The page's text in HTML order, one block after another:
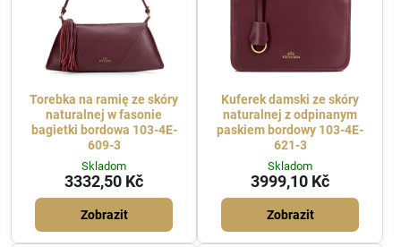
Torebka na ramię ze skóry
naturalnej w fasonie
bagietki bordowa 103-4E-
609-3
Skladom
3332,50 Kč
Zobrazit
Kuferek damski ze skóry
naturalnej z odpinanym
paskiem bordowy 103-4E-
621-3
Skladom
3999,10 Kč
Zobrazit